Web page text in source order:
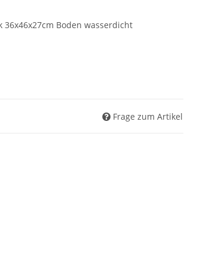
36x46x27cm Boden wasserdicht
Frage zum Artikel